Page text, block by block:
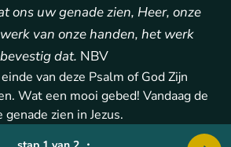
ons uw genade zien, Heer, onze
van onze handen, het werk
dat. NBV
van deze Psalm of God Zijn
Wat een mooi gebed! Vandaag de
zien in Jezus.